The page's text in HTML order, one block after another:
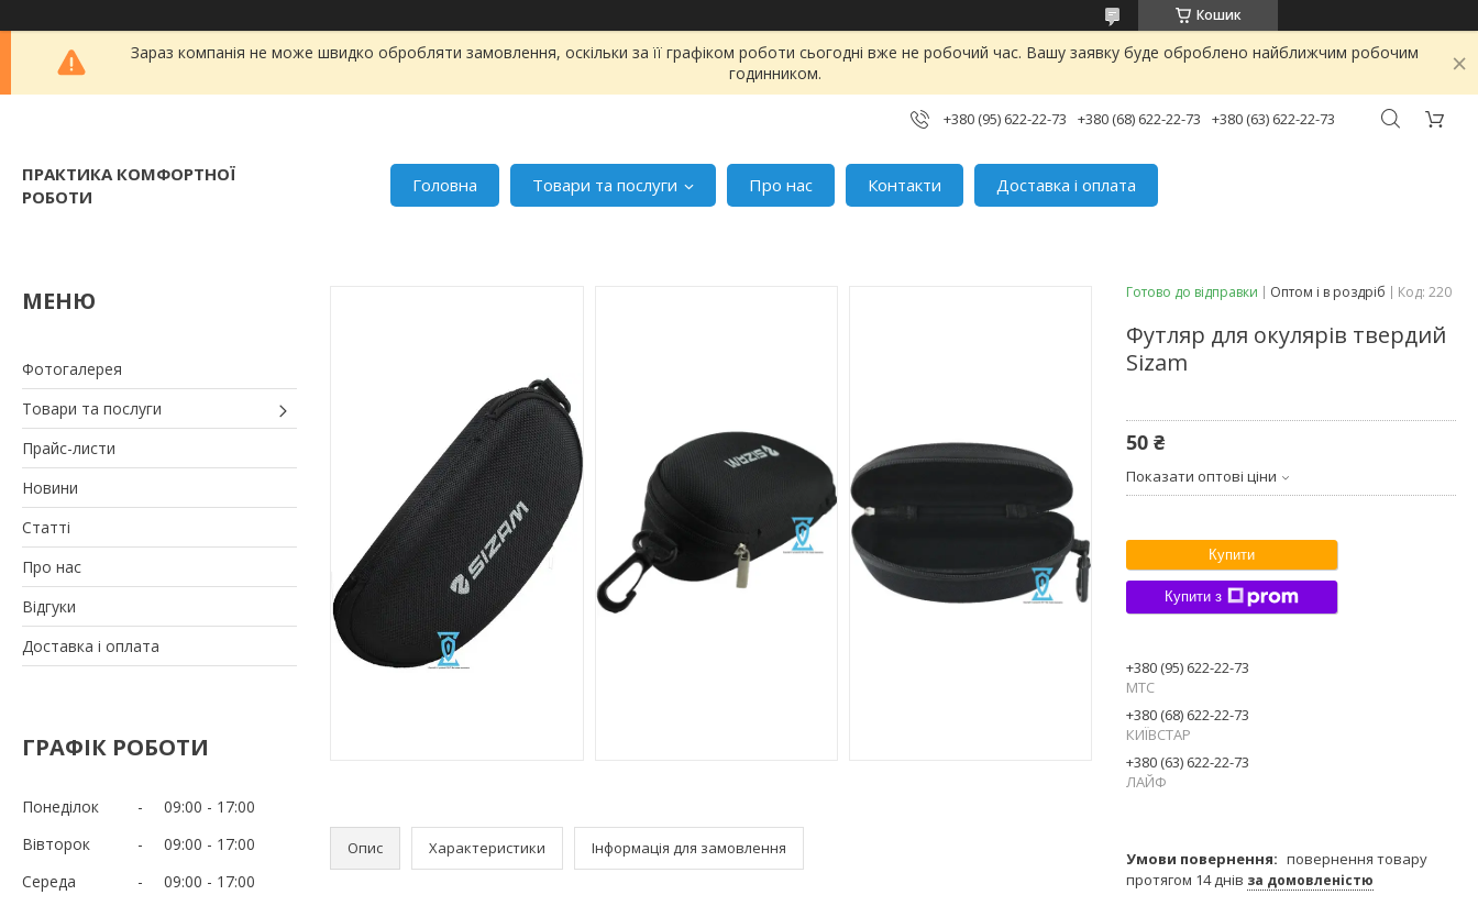
Кошик
Зараз компанія не може швидко обробляти замовлення, оскільки за її графіком роботи сьогодні вже не робочий час. Вашу заявку буде оброблено найближчим робочим
годинником.
+380 (95) 622-22-73 +380 (68) 622-22-73 +380 (63) 622-22-73
ПРАКТИКА КОМФОРТНОЇ
РОБОТИ
Головна Товари та послуги Про нас Контакти Доставка і оплата
Фотогалерея
Товари та послуги
Прайс-листи
Новини
Статті
Про нас
Відгуки
Доставка і оплата
ГРАФІК РОБОТИ
Понеділок 09:00
17:00
Вівторок
09:00
17:00
Середа
09:00
17:00
Опис Характеристики Інформація для замовлення
Готово до відправки Оптом і в роздріб Код: 220
Футляр для окулярів твердий
Sizam
50 ₴
Показати оптові ціни
Купити
Купити з
+380 (95) 622-22-73
МТС
+380 (68) 622-22-73
КИЇВСТАР
+380 (63) 622-22-73
ЛАЙФ
повернення товару
протягом 14 днів за домовленістю